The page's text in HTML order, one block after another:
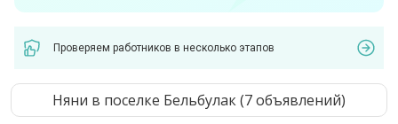
Проверяем работников в несколько этапов
Няни в поселке Бельбулак (7 объявлений)